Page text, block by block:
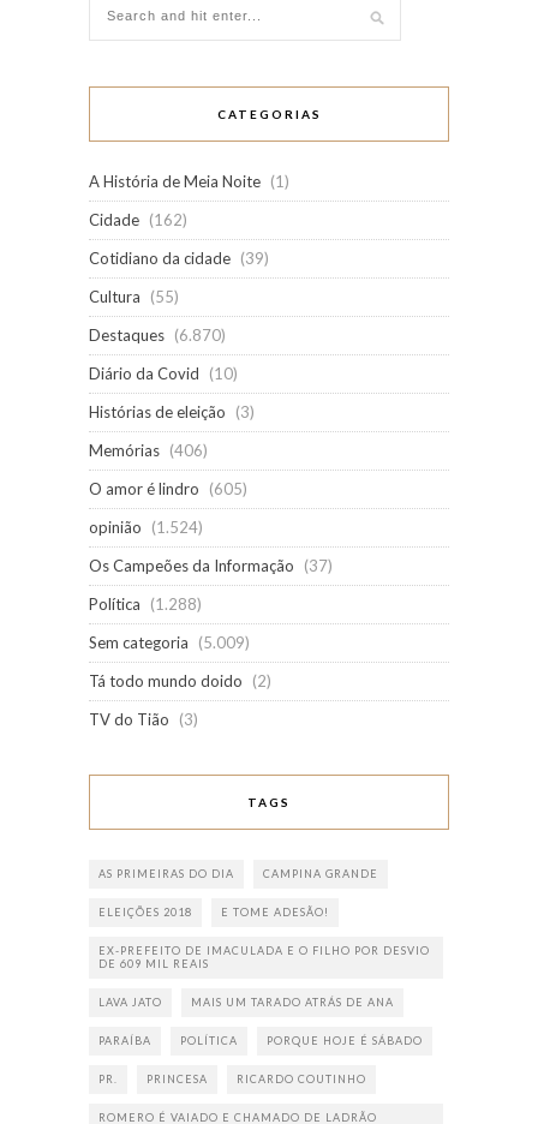
CATEGORIAS
A História de Meia Noite (1)
Cidade (162)
Cotidiano da cidade (39)
Cultura
(55)
Destaques (6.870)
Diário da Covid
(10)
Histórias de eleição
(3)
Memórias (406)
O amor é lindro
(605)
opinião
(1.524)
Os Campeões da Informação
(37)
Política
(1.288)
Sem categoria
(5.009)
Tá todo mundo doido
(2)
TV do Tião
(3)
TAGS
AS PRIMEIRAS DO DIA CAMPINA GRANDE
ELEIÇÕES 2018 E TOME ADESÃO!
EX-PREFEITO DE IMACULADA E O FILHO POR DESVIO
DE 609 MIL REAIS
LAVA JATO MAIS UM TARADO ATRÁS DE ANA
PARAÍBA POLÍTICA PORQUE HOJE É SÁBADO
PR. PRINCESA RICARDO COUTINHO
ROMERO É VAIADO E CHAMADO DE LADRÃO